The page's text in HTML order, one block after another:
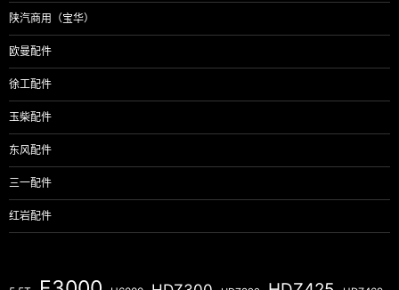
陕汽商用（宝华）
欧曼配件
徐工配件
玉柴配件
东风配件
三一配件
红岩配件